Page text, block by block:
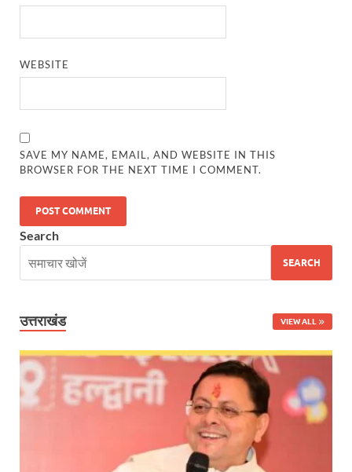
BJP National President Nitin Nabin: निर्विरोध चुने
Uttar Pradesh Politics: मुक्त कंठ से यूपी को सराहा,
Vande Bharat Sleeper: देश को मिली पहली स्लीपर वन्दे
Start UP Summit: उद्यमिता, नवाचार और व्यापार हमारे
Swami Vivekanand Jayanti: मुख्यमंत्री पुष्कर सिंह
PM Modi Somnath Mandir: सोमनाथ में पीएम मोदी ने
Uttar Pradesh News: ‘आभार प्रधानमंत्री जी, डबल
WEBSITE
SAVE MY NAME, EMAIL, AND WEBSITE IN THIS
BROWSER FOR THE NEXT TIME I COMMENT.
Search
SEARCH
उत्तराखंड VIEW ALL